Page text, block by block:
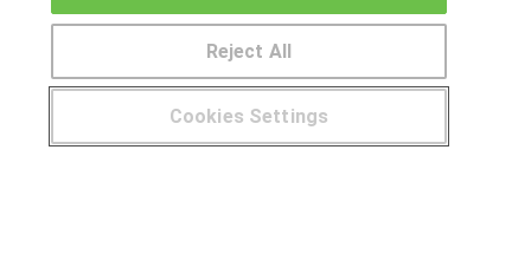
CENTROS DE FORMACIÓN
Publicar cursos
¿Tienes alguna duda? 900 264 357
Cookies Settings
Reject All